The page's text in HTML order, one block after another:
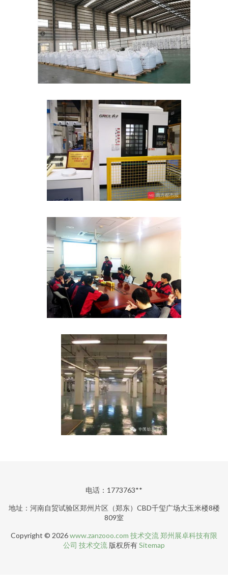
电话：1773763**
地址：河南自贸试验区郑州片区（郑东）CBD千玺广场大玉米楼8楼
809室
Copyright © 2026www.zanzooo.com 技术交流郑州展卓科技有限
公司 技术交流 版权所有Sitemap